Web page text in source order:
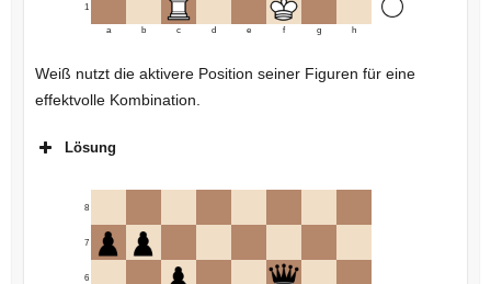
1
a b c d e f g h
Weiß nutzt die aktivere Position seiner Figuren für eine
effektvolle Kombination.
Lösung
6
7
8